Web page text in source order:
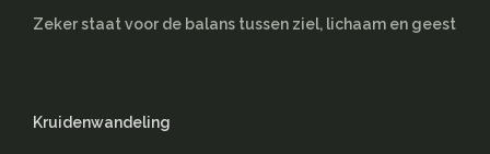
Kruidenwandeling
Zeker staat voor de balans tussen ziel, lichaam en geest